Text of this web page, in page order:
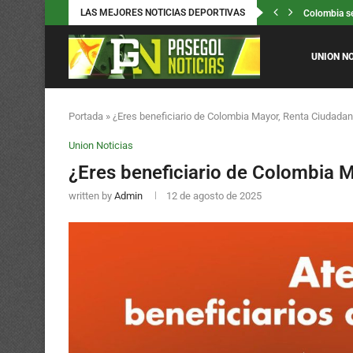
LAS MEJORES NOTICIAS DEPORTIVAS Colombia
UNION
Portada » ¿Eres beneficiario de Colombia Mayor, Renta
Union Noticias
¿Eres beneficiario de Colombia
written by Admin 12 de agosto de 2025